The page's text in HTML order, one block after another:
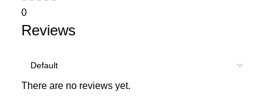
0
Reviews
There are no reviews yet.